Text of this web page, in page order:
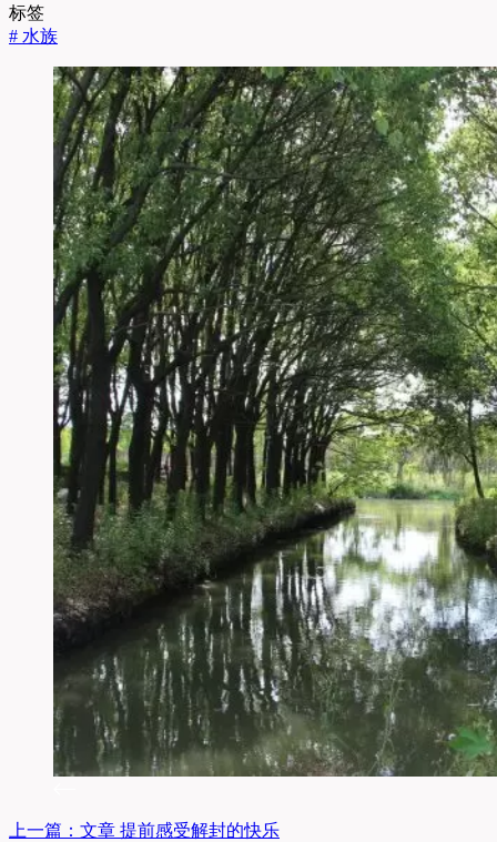
标签
# 水族
上一篇： 文章 提前感受解封的快乐